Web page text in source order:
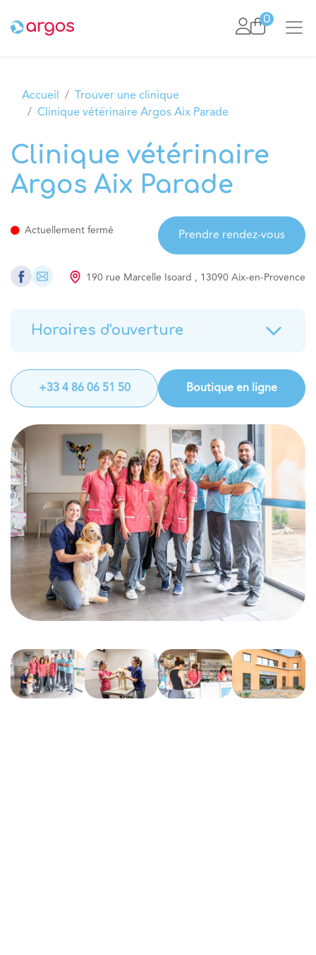
0
Accueil
Trouver une clinique
Clinique vétérinaire Argos Aix Parade
Clinique vétérinaire
Argos Aix Parade
Actuellement fermé Prendre rendez-vous
190 rue Marcelle Isoard , 13090 Aix-en-Provence
Horaires d'ouverture
+33 4 86 06 51 50 Boutique en ligne